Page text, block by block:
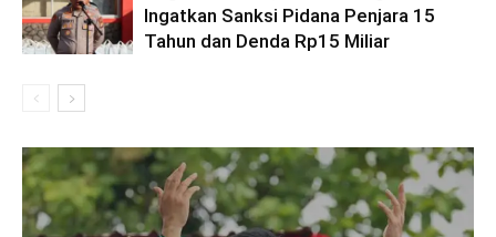
Ingatkan Sanksi Pidana Penjara 15
Tahun dan Denda Rp15 Miliar